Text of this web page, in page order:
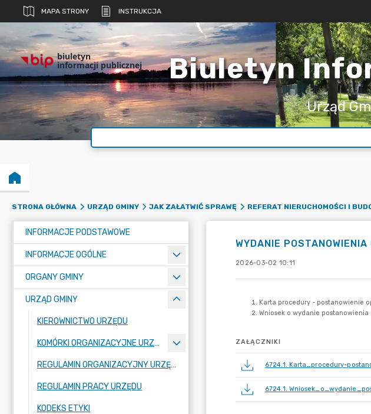
MAPA STRONY INSTRUKCJA
biuletyn
informacji publicznej Biuletyn
Urząd
STRONA GŁÓWNA URZĄD GMINY JAK ZAŁATWIĆ SPRAWĘ REFERAT NIERUCHOMOŚCI I
INFORMACJE PODSTAWOWE
INFORMACJE OGÓLNE
ORGANY GMINY
URZĄD GMINY
KIEROWNICTWO URZĘDU
KOMÓRKI ORGANIZACYJNE URZĘDU
REGULAMIN ORGANIZACYJNY URZĘDU
REGULAMIN PRACY URZĘDU
KODEKS ETYKI
WYDANIE
2026-03-02 10:11
ZAŁĄCZNIKI
6724.1. Karta_procedury-
6724.1.